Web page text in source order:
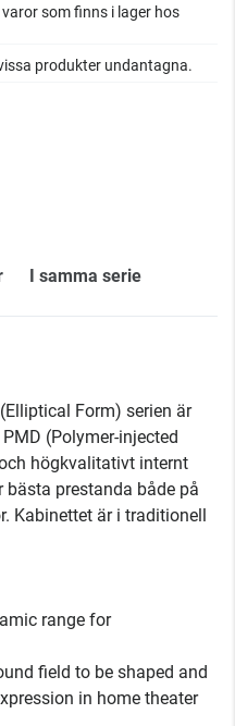
som finns i lager hos
produkter undantagna.
I samma serie
Form) serien är
(Polymer-injected
högkvalitativt internt
prestanda både på
Kabinettet är i traditionell
range for
field to be shaped and
in home theater